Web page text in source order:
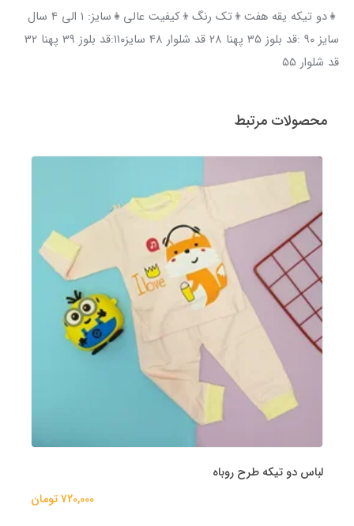
👧دو تیکه یقه هفت👦تک رنگ👦کیفیت عالی👧سایز: ۱ الی ۴ سال
سایز ۹۰ :قد بلوز ۳۵ پهنا ۲۸ قد شلوار ۴۸ سایز۱۱۰:قد بلوز ۳۹ پهنا ۳۲
قد شلوار ۵۵
محصولات مرتبط
لباس دو تیکه طرح روباه
720,000 تومان